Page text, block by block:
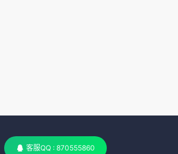
客服QQ : 870555860